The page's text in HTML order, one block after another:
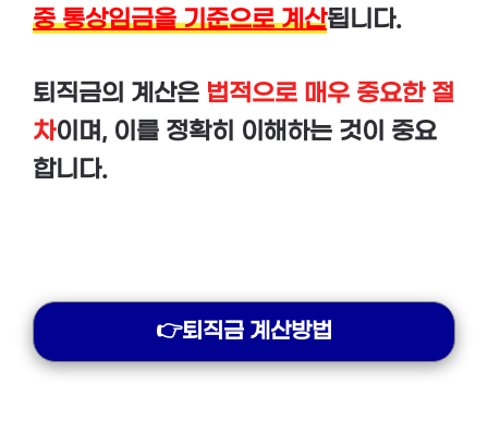
중 통상임금을 기준으로 계산됩니다.
퇴직금의 계산은 법적으로 매우 중요한 절
차이며, 이를 정확히 이해하는 것이 중요
합니다.
👉퇴직금 계산방법